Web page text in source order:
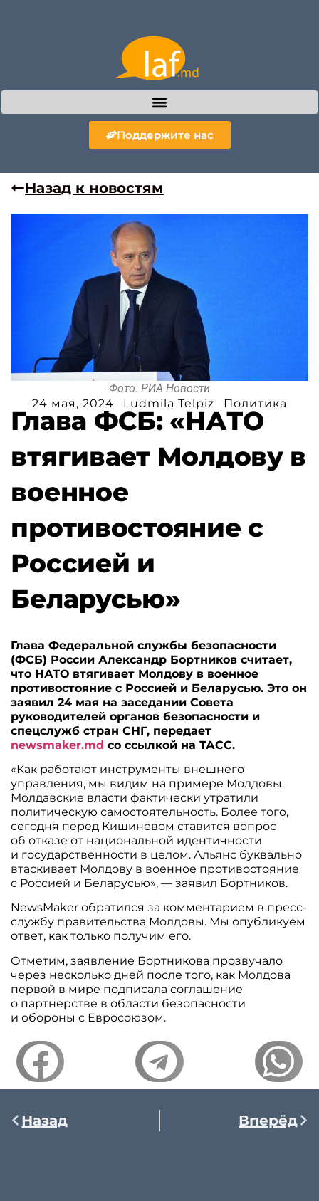
Поддержите нас
Назад к новостям
Фото: РИА Новости
24 мая, 2024
Ludmila Telpiz Политика
Глава ФСБ: «НАТО
втягивает Молдову в
военное
противостояние с
Россией и
Беларусью»
Глава Федеральной службы безопасности
(ФСБ) России Александр Бортников считает,
что НАТО втягивает Молдову в военное
противостояние с Россией и Беларусью. Это он
заявил 24 мая на заседании Совета
руководителей органов безопасности и
спецслужб стран СНГ, передает
newsmaker.md со ссылкой на ТАСС.
«Как работают инструменты внешнего
управления, мы видим на примере Молдовы.
Молдавские власти фактически утратили
политическую самостоятельность. Более того,
сегодня перед Кишиневом ставится вопрос
об отказе от национальной идентичности
и государственности в целом. Альянс буквально
втаскивает Молдову в военное противостояние
с Россией и Беларусью», — заявил Бортников.
NewsMaker обратился за комментарием в пресс-
службу правительства Молдовы. Мы опубликуем
ответ, как только получим его.
Отметим, заявление Бортникова прозвучало
через несколько дней после того, как Молдова
первой в мире подписала соглашение
о партнерстве в области безопасности
и обороны с Евросоюзом.
Назад Вперёд